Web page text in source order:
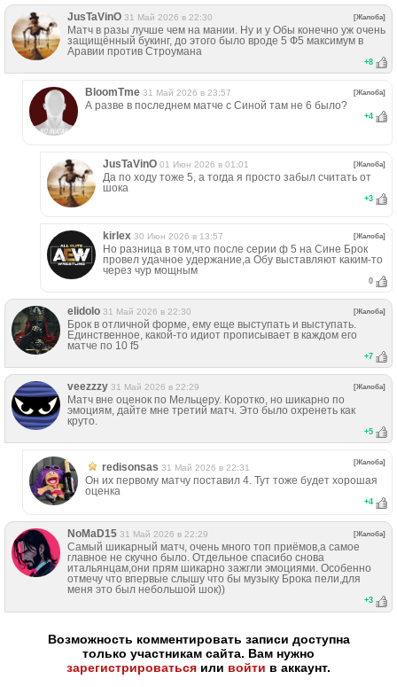
JusTaVinO 31 Май 2026 в 22:30 [Жалоба]
Матч в разы лучше чем на мании. Ну и у Обы конечно уж очень
защищённый букинг, до этого было вроде 5 Ф5 максимум в
Аравии против Строумана
+8
BloomTme 31 Май 2026 в 23:57 [Жалоба]
А разве в последнем матче с Синой там не 6 было?
+4
JusTaVinO 01 Июн 2026 в 01:01 [Жалоба]
Да по ходу тоже 5, а тогда я просто забыл считать от
шока
+3
kirlex 30 Июн 2026 в 13:57 [Жалоба]
Но разница в том,что после серии ф 5 на Сине Брок
провел удачное удержание,а Обу выставляют каким-то
через чур мощным
0
elidolo 31 Май 2026 в 22:30 [Жалоба]
Брок в отличной форме, ему еще выступать и выступать.
Единственное, какой-то идиот прописывает в каждом его
матче по 10 f5
+7
veezzzy 31 Май 2026 в 22:29 [Жалоба]
Матч вне оценок по Мельцеру. Коротко, но шикарно по
эмоциям, дайте мне третий матч. Это было охренеть как
круто.
+5
redisonsas 31 Май 2026 в 22:31
[Жалоба]
Он их первому матчу поставил 4. Тут тоже будет хорошая
оценка
+4
NoMaD15 31 Май 2026 в 22:29 [Жалоба]
Самый шикарный матч, очень много топ приёмов,а самое
главное не скучно было. Отдельное спасибо снова
итальянцам,они прям шикарно зажгли эмоциями. Особенно
отмечу что впервые слышу что бы музыку Брока пели,для
меня это был небольшой шок))
+3
Возможность комментировать записи доступна
только участникам сайта. Вам нужно
зарегистрироваться или войти в аккаунт.